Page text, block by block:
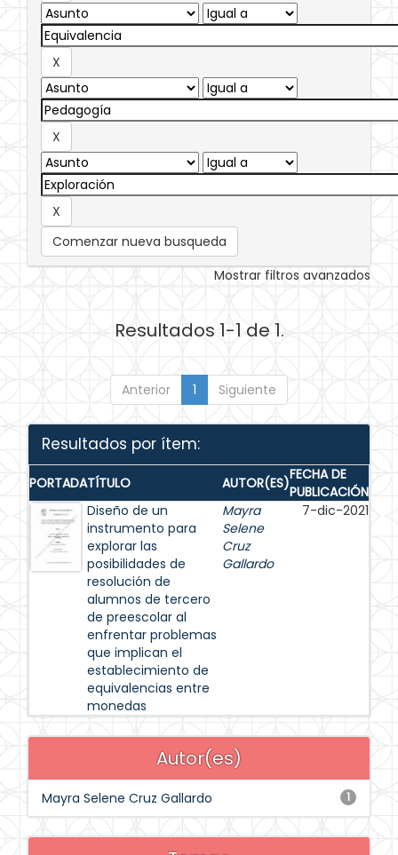
Comenzar nueva busqueda
Mostrar filtros avanzados
Resultados 1-1 de 1.
Anterior 1 Siguiente
Resultados por ítem:
PORTADATÍTULO AUTOR(ES)FECHA DE
PUBLICACIÓN
Diseño de un
instrumento para
explorar las
posibilidades de
resolución de
alumnos de tercero
de preescolar al
enfrentar problemas
que implican el
establecimiento de
equivalencias entre
monedas
Mayra
Selene
Cruz
Gallardo
7-dic-2021
Autor(es)
1
Mayra Selene Cruz Gallardo